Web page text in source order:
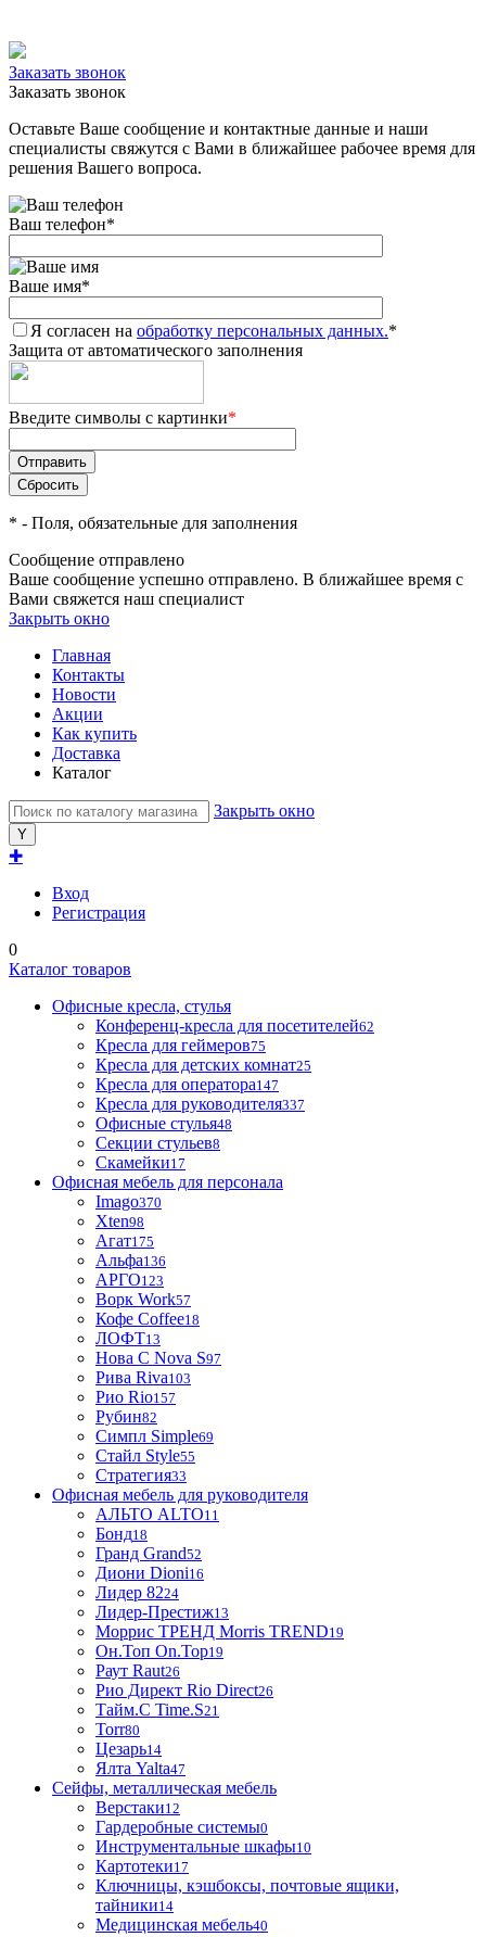
Заказать звонок
Заказать звонок
Оставьте Ваше сообщение и контактные данные и наши
специалисты свяжутся с Вами в ближайшее рабочее время для
решения Вашего вопроса.
Ваш телефон*
Ваше имя*
Я согласен на обработку персональных данных.*
Защита от автоматического заполнения
Введите символы с картинки*
* - Поля, обязательные для заполнения
Сообщение отправлено
Ваше сообщение успешно отправлено. В ближайшее время с
Вами свяжется наш специалист
Закрыть окно
Главная
Контакты
Новости
Акции
Как купить
Доставка
Каталог
Закрыть окно
✚
Вход
Регистрация
0
Каталог товаров
Офисные кресла, стулья
Конференц-кресла для посетителей62
Кресла для геймеров75
Кресла для детских комнат25
Кресла для оператора147
Кресла для руководителя337
Офисные стулья48
Секции стульев8
Скамейки17
Офисная мебель для персонала
Imago370
Xten98
Агат175
Альфа136
АРГО123
Ворк Work57
Кофе Coffee18
ЛОФТ13
Нова С Nova S97
Рива Riva103
Рио Rio157
Рубин82
Симпл Simple69
Стайл Style55
Стратегия33
Офисная мебель для руководителя
АЛЬТО ALTO11
Бонд18
Гранд Grand52
Диони Dioni16
Лидер 8224
Лидер-Престиж13
Моррис ТРЕНД Morris TREND19
Он.Топ On.Top19
Раут Raut26
Рио Директ Rio Direct26
Тайм.С Time.S21
Torr80
Цезарь14
Ялта Yalta47
Сейфы, металлическая мебель
Верстаки12
Гардеробные системы0
Инструментальные шкафы10
Картотеки17
Ключницы, кэшбоксы, почтовые ящики,
тайники14
Медицинская мебель40